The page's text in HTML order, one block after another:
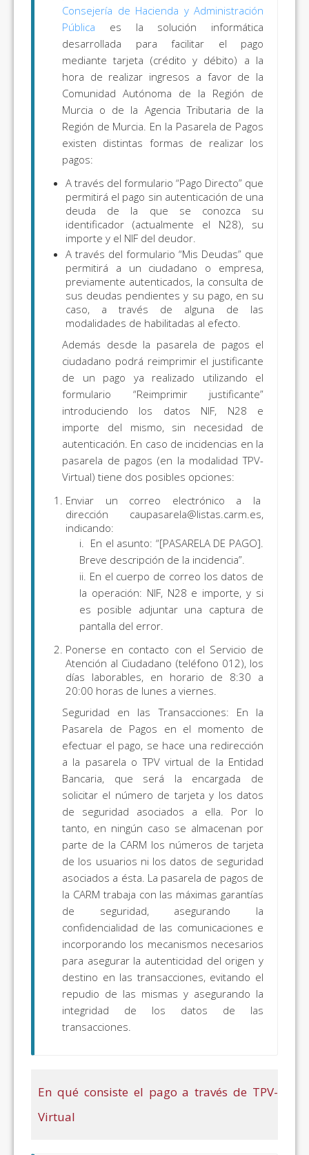
Consejería de Hacienda y Administración
Pública es la solución informática
desarrollada para facilitar el pago
mediante tarjeta (crédito y débito) a la
hora de realizar ingresos a favor de la
Comunidad Autónoma de la Región de
Murcia o de la Agencia Tributaria de la
Región de Murcia. En la Pasarela de Pagos
existen distintas formas de realizar los
pagos:
A través del formulario “Pago Directo” que
permitirá el pago sin autenticación de una
deuda de la que se conozca su
identificador (actualmente el N28), su
importe y el NIF del deudor.
A través del formulario “Mis Deudas” que
permitirá a un ciudadano o empresa,
previamente autenticados, la consulta de
sus deudas pendientes y su pago, en su
caso, a través de alguna de las
modalidades de habilitadas al efecto.
Además desde la pasarela de pagos el
ciudadano podrá reimprimir el justificante
de un pago ya realizado utilizando el
formulario “Reimprimir justificante”
introduciendo los datos NIF, N28 e
importe del mismo, sin necesidad de
autenticación. En caso de incidencias en la
pasarela de pagos (en la modalidad TPV-
Virtual) tiene dos posibles opciones:
Enviar un correo electrónico a la
dirección caupasarela@listas.carm.es,
indicando:
i. En el asunto: “[PASARELA DE PAGO].
Breve descripción de la incidencia”.
ii. En el cuerpo de correo los datos de
la operación: NIF, N28 e importe, y si
es posible adjuntar una captura de
pantalla del error.
Ponerse en contacto con el Servicio de
Atención al Ciudadano (teléfono 012), los
días laborables, en horario de 8:30 a
20:00 horas de lunes a viernes.
Seguridad en las Transacciones: En la
Pasarela de Pagos en el momento de
efectuar el pago, se hace una redirección
a la pasarela o TPV virtual de la Entidad
Bancaria, que será la encargada de
solicitar el número de tarjeta y los datos
de seguridad asociados a ella. Por lo
tanto, en ningún caso se almacenan por
parte de la CARM los números de tarjeta
de los usuarios ni los datos de seguridad
asociados a ésta. La pasarela de pagos de
la CARM trabaja con las máximas garantías
de seguridad, asegurando la
confidencialidad de las comunicaciones e
incorporando los mecanismos necesarios
para asegurar la autenticidad del origen y
destino en las transacciones, evitando el
repudio de las mismas y asegurando la
integridad de los datos de las
transacciones.
En qué consiste el pago a través de TPV-
Virtual